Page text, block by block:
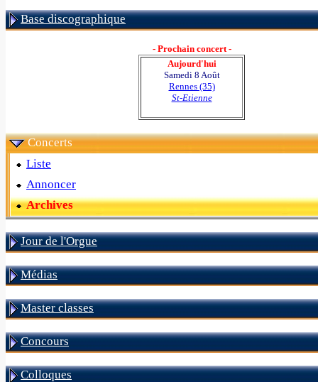
Base discographique
- Prochain concert -
Aujourd'hui
Samedi 8 Août
Rennes (35)
St-Etienne
Concerts
Liste
Annoncer
Archives
Jour de l'Orgue
Médias
Master classes
Concours
Colloques